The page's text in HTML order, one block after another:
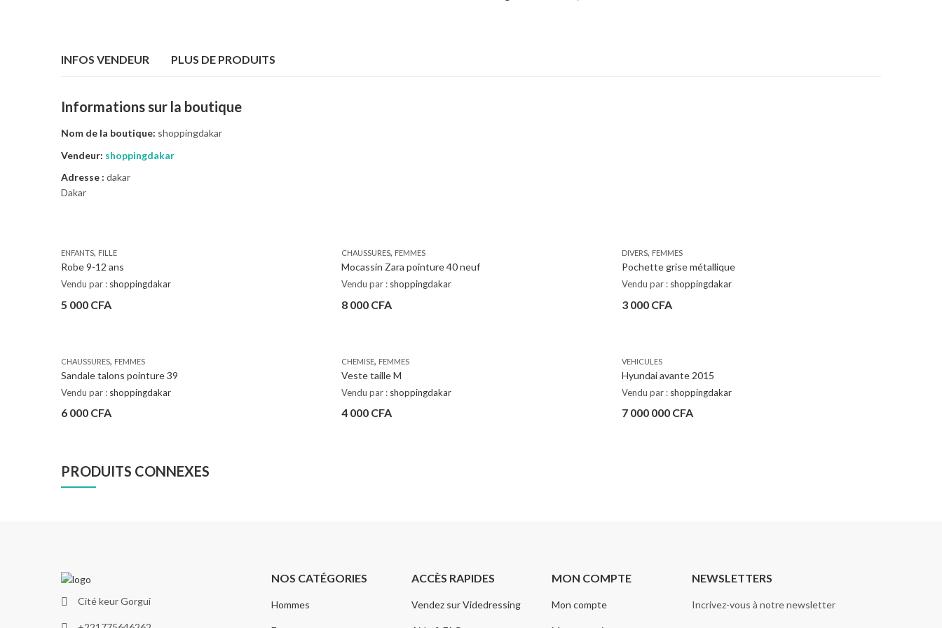
INFOS VENDEUR PLUS DE PRODUITS
Informations sur la boutique
Nom de la boutique: shoppingdakar
Vendeur: shoppingdakar
Adresse : dakar
Dakar
ENFANTS, FILLE
Robe 9-12 ans
Vendu par : shoppingdakar
5 000 CFA
CHAUSSURES, FEMMES
Mocassin Zara pointure 40 neuf
Vendu par : shoppingdakar
8 000 CFA
DIVERS, FEMMES
Pochette grise métallique
Vendu par : shoppingdakar
3 000 CFA
CHAUSSURES, FEMMES
Sandale talons pointure 39
Vendu par : shoppingdakar
6 000 CFA
CHEMISE, FEMMES
Veste taille M
Vendu par : shoppingdakar
4 000 CFA
VEHICULES
Hyundai avante 2015
Vendu par : shoppingdakar
7 000 000 CFA
PRODUITS CONNEXES
Cité keur Gorgui
NOS CATÉGORIES
Hommes
ACCÈS RAPIDES
Vendez sur Videdressing
MON COMPTE
Mon compte
NEWSLETTERS
Incrivez-vous à notre newsletter